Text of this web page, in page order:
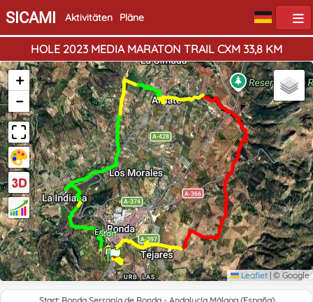
SICAMI Aktivitäten Pläne
HOLE 2023 MEDIA MARATON TRAIL CXM 33,8 KM
Start
Ende
+
−
Leaflet | © Google